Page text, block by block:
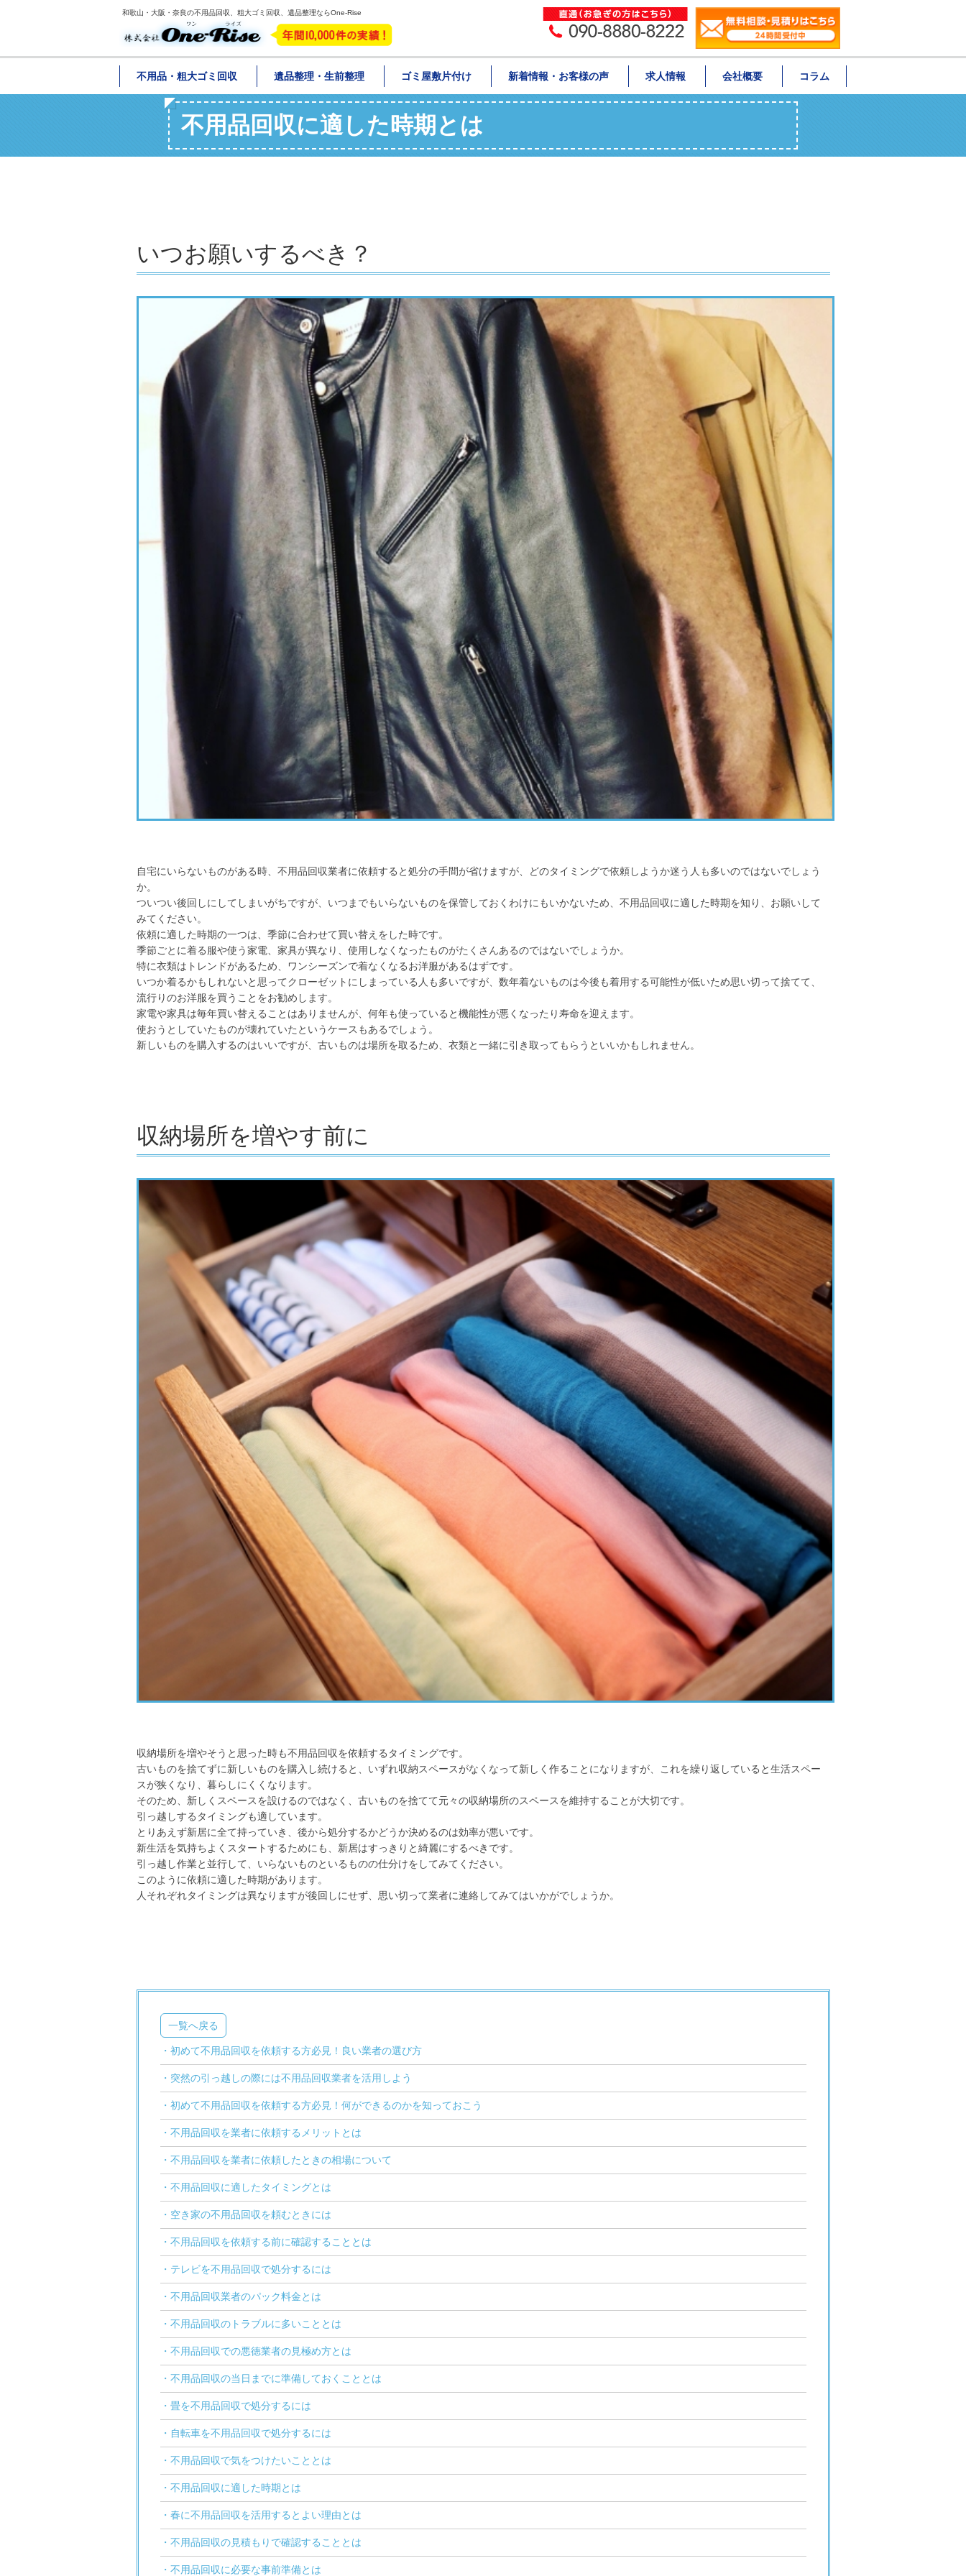
和歌山・大阪・奈良の不用品回収、粗大ゴミ回収、遺品整理ならOne-Rise
不用品・粗大ゴミ回収 遺品整理・生前整理 ゴミ屋敷片付け 新着情報・お客様の声 求人情報 会社概要 コラム
不用品回収に適した時期とは
いつお願いするべき？
自宅にいらないものがある時、不用品回収業者に依頼すると処分の手間が省けますが、どのタイミングで依頼しようか迷う人も多いのではないでしょう
か。
ついつい後回しにしてしまいがちですが、いつまでもいらないものを保管しておくわけにもいかないため、不用品回収に適した時期を知り、お願いして
みてください。
依頼に適した時期の一つは、季節に合わせて買い替えをした時です。
季節ごとに着る服や使う家電、家具が異なり、使用しなくなったものがたくさんあるのではないでしょうか。
特に衣類はトレンドがあるため、ワンシーズンで着なくなるお洋服があるはずです。
いつか着るかもしれないと思ってクローゼットにしまっている人も多いですが、数年着ないものは今後も着用する可能性が低いため思い切って捨てて、
流行りのお洋服を買うことをお勧めします。
家電や家具は毎年買い替えることはありませんが、何年も使っていると機能性が悪くなったり寿命を迎えます。
使おうとしていたものが壊れていたというケースもあるでしょう。
新しいものを購入するのはいいですが、古いものは場所を取るため、衣類と一緒に引き取ってもらうといいかもしれません。
収納場所を増やす前に
収納場所を増やそうと思った時も不用品回収を依頼するタイミングです。
古いものを捨てずに新しいものを購入し続けると、いずれ収納スペースがなくなって新しく作ることになりますが、これを繰り返していると生活スペー
スが狭くなり、暮らしにくくなります。
そのため、新しくスペースを設けるのではなく、古いものを捨てて元々の収納場所のスペースを維持することが大切です。
引っ越しするタイミングも適しています。
とりあえず新居に全て持っていき、後から処分するかどうか決めるのは効率が悪いです。
新生活を気持ちよくスタートするためにも、新居はすっきりと綺麗にするべきです。
引っ越し作業と並行して、いらないものといるものの仕分けをしてみてください。
このように依頼に適した時期があります。
人それぞれタイミングは異なりますが後回しにせず、思い切って業者に連絡してみてはいかがでしょうか。
一覧へ戻る
・初めて不用品回収を依頼する方必見！良い業者の選び方
・突然の引っ越しの際には不用品回収業者を活用しよう
・初めて不用品回収を依頼する方必見！何ができるのかを知っておこう
・不用品回収を業者に依頼するメリットとは
・不用品回収を業者に依頼したときの相場について
・不用品回収に適したタイミングとは
・空き家の不用品回収を頼むときには
・不用品回収を依頼する前に確認することとは
・テレビを不用品回収で処分するには
・不用品回収業者のパック料金とは
・不用品回収のトラブルに多いこととは
・不用品回収での悪徳業者の見極め方とは
・不用品回収の当日までに準備しておくこととは
・畳を不用品回収で処分するには
・自転車を不用品回収で処分するには
・不用品回収で気をつけたいこととは
・不用品回収に適した時期とは
・春に不用品回収を活用するとよい理由とは
・不用品回収の見積もりで確認することとは
・不用品回収に必要な事前準備とは